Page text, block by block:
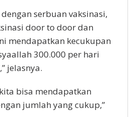
serbuan vaksinasi,
door to door dan
mendapatkan kecukupan
300.000 per hari
jelasnya.
bisa mendapatkan
jumlah yang cukup,”